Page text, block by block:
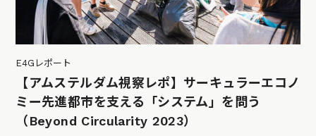
E4Gレポート
【アムステルダム視察レポ】サーキュラーエコノ
ミー先進都市を支える「システム」を問う
（Beyond Circularity 2023）